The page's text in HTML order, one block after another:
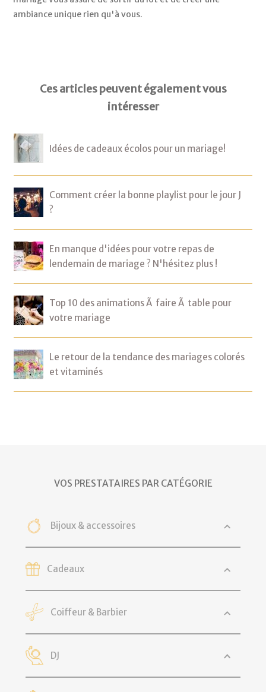
ambiance unique rien qu'à vous.
Ces articles peuvent également vous
intéresser
Idées de cadeaux écolos pour un mariage!
Comment créer la bonne playlist pour le jour J
?
En manque d'idées pour votre repas de
lendemain de mariage ? N'hésitez plus !
Top 10 des animations Ã faire Ã table pour
votre mariage
Le retour de la tendance des mariages colorés
et vitaminés
VOS PRESTATAIRES PAR CATÉGORIE
Bijoux & accessoires
Cadeaux
Coiffeur & Barbier
DJ